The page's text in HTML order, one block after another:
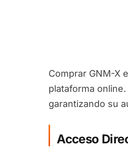
Comprar GNM-X
plataforma
garantizando su
Acceso